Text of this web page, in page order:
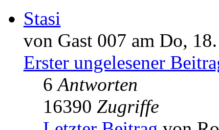
Stasi
von Gast 007 am Do,
Erster ungelesener
6Antworten
16390 Zugriffe